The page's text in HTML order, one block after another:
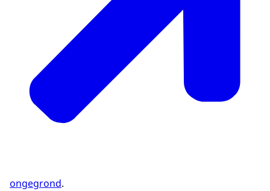
ongegrond.